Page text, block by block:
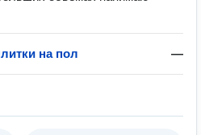
на пол —